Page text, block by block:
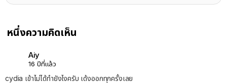
หนึ่งความคิดเห็น
Aiy
16 ปีที่แล้ว
cydia เข้าไม่ได้ทำยังไงครับ เด้งออกทุกครั้งเลย